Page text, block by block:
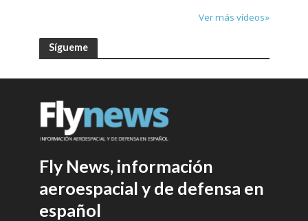
Ver más vídeos»
Sígueme
Fly News, información
aeroespacial y de defensa en
español